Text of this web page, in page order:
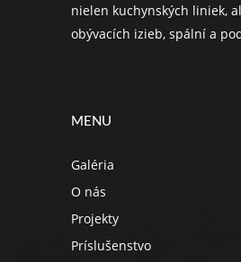
nielen kuchynských liniek,
obývacích izieb, spální a
MENU
Galéria
O nás
Projekty
Príslušenstvo